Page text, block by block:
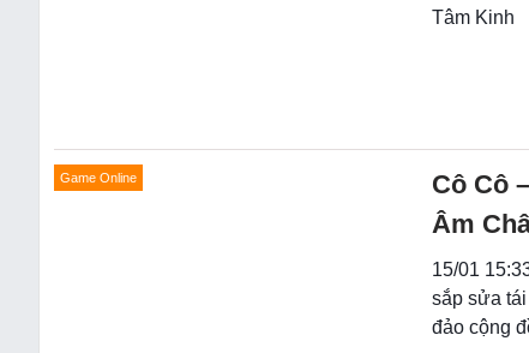
Tâm Kinh
Game Online
Cô Cô
Âm
15/01
sắp sửa
đảo cộng